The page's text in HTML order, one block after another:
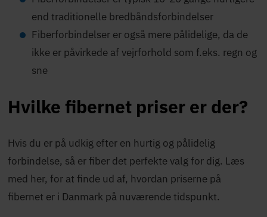
end traditionelle bredbåndsforbindelser
Fiberforbindelser er også mere pålidelige, da de
ikke er påvirkede af vejrforhold som f.eks. regn og
sne
Hvilke fibernet priser er der?
Hvis du er på udkig efter en hurtig og pålidelig
forbindelse, så er fiber det perfekte valg for dig. Læs
med her, for at finde ud af, hvordan priserne på
fibernet er i Danmark på nuværende tidspunkt.